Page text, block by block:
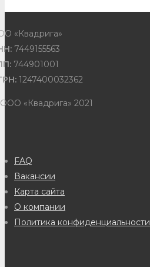
«Квадрига»
7449155563
744901001
1247400032362
«Квадрига» 2021
FAQ
Вакансии
Карта сайта
О компании
Политика конфиденциальности